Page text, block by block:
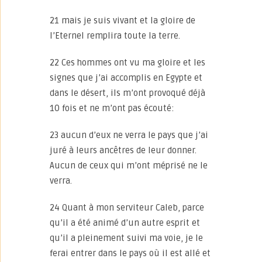
21 mais je suis vivant et la gloire de
l’Eternel remplira toute la terre.
22 Ces hommes ont vu ma gloire et les
signes que j’ai accomplis en Egypte et
dans le désert, ils m’ont provoqué déjà
10 fois et ne m’ont pas écouté:
23 aucun d’eux ne verra le pays que j’ai
juré à leurs ancêtres de leur donner.
Aucun de ceux qui m’ont méprisé ne le
verra.
24 Quant à mon serviteur Caleb, parce
qu’il a été animé d’un autre esprit et
qu’il a pleinement suivi ma voie, je le
ferai entrer dans le pays où il est allé et